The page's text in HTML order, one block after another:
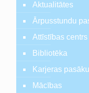
Aktualitātes
Ārpusstundu
Attīstības centrs
Bibliotēka
Karjeras
Mācības